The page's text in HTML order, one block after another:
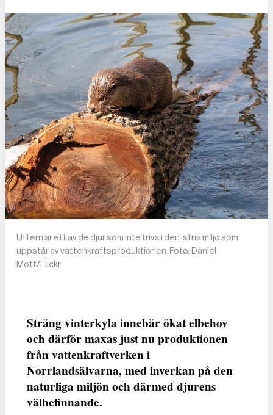
Uttern är ett av de djur som inte trivs i den isfria miljö som
uppstår av vattenkraftsproduktionen. Foto: Daniel
Mott/Flickr
Sträng vinterkyla innebär ökat elbehov
och därför maxas just nu produktionen
från vattenkraftverken i
Norrlandsälvarna, med inverkan på den
naturliga miljön och därmed djurens
välbefinnande.